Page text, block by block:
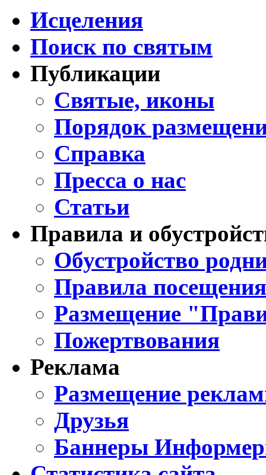
Исцеления
Поиск по святым
Публикации
Святые, иконы
Порядок
Справка
Пресса о нас
Статьи
Правила и
Обустройство
Правила
Размещение
Пожертвования
Реклама
Размещение
Друзья
Баннеры